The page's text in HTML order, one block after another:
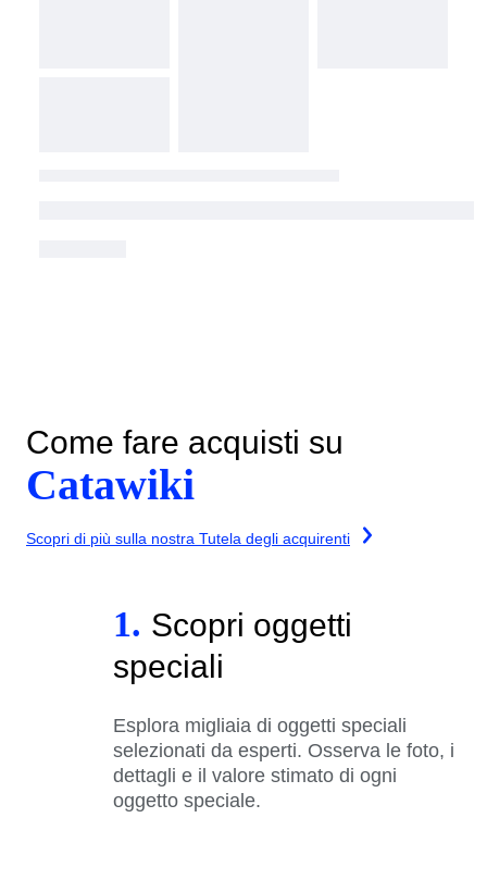
Come fare acquisti su
Catawiki
Scopri di più sulla nostra Tutela degli acquirenti
1. Scopri oggetti
speciali
Esplora migliaia di oggetti speciali
selezionati da esperti. Osserva le foto, i
dettagli e il valore stimato di ogni
oggetto speciale.